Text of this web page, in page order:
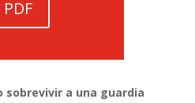
PDF
sobrevivir a una guardia